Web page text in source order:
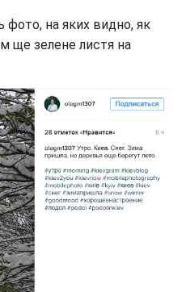
на яких видно, як
ще зелене листя на